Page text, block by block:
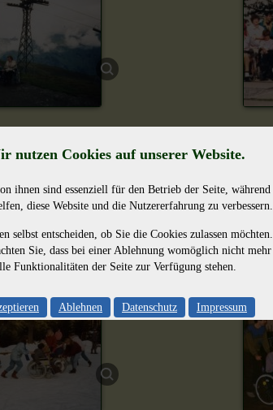
nutzen Cookies auf unserer Website.
ihnen sind essenziell für den Betrieb der Seite, während
diese Website und die Nutzererfahrung zu verbessern.
selbst entscheiden, ob Sie die Cookies zulassen möchten.
Sie, dass bei einer Ablehnung womöglich nicht mehr
Funktionalitäten der Seite zur Verfügung stehen.
Ablehnen Datenschutz Impressum